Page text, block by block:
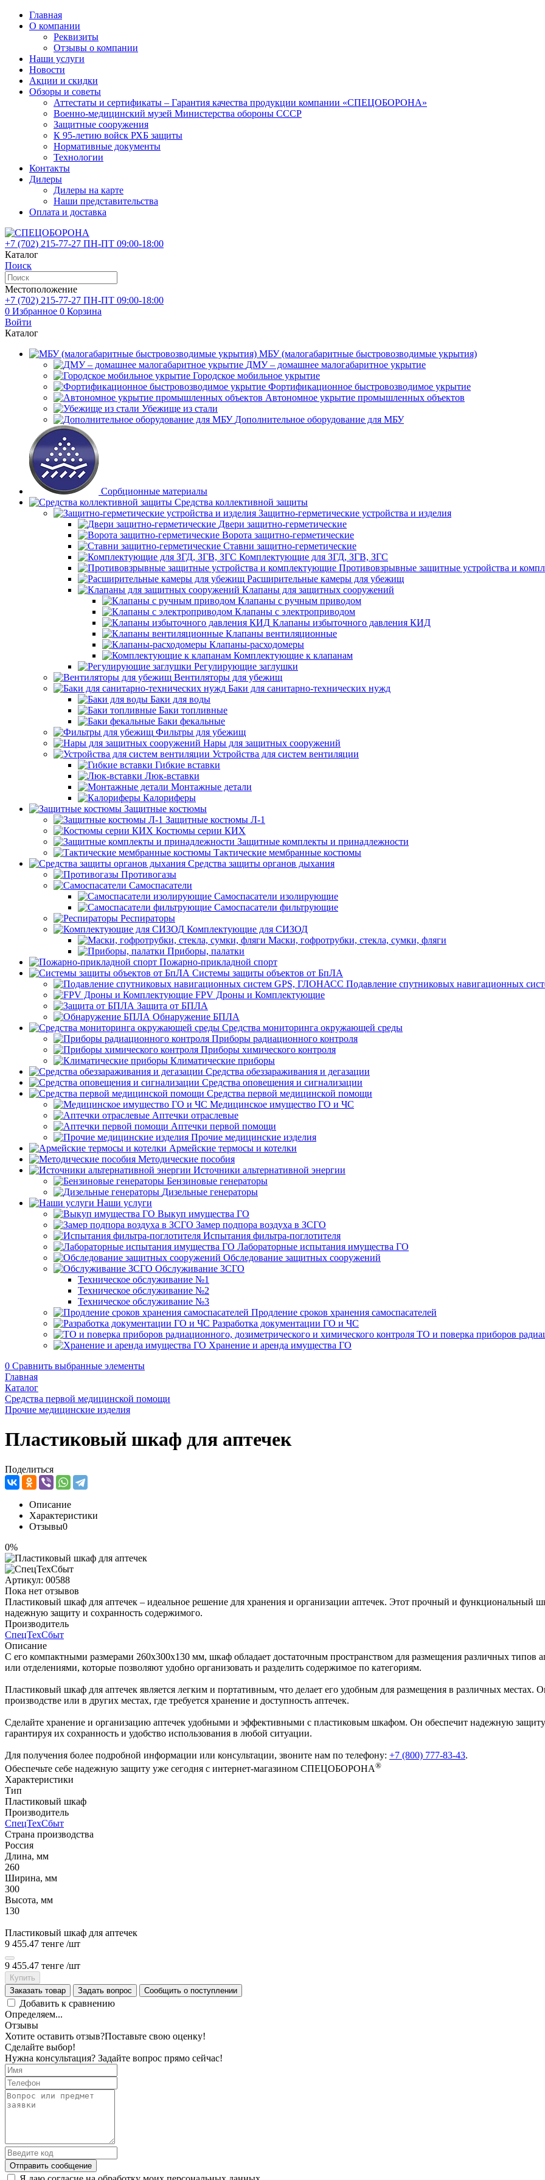
Главная
О компании
Реквизиты
Отзывы о компании
Наши услуги
Новости
Акции и скидки
Обзоры и советы
Аттестаты и сертификаты – Гарантия качества продукции компании «СПЕЦОБОРОНА»
Военно-медицинский музей Министерства обороны СССР
Защитные сооружения
К 95-летию войск РХБ защиты
Нормативные документы
Технологии
Контакты
Дилеры
Дилеры на карте
Наши представительства
Оплата и доставка
+7 (702) 215-77-27 ПН-ПТ 09:00-18:00
Каталог
Поиск
Местоположение
+7 (702) 215-77-27 ПН-ПТ 09:00-18:00
0 Избранное 0 Корзина
Войти
Каталог
МБУ (малогабаритные быстровозводимые укрытия)
ДМУ – домашнее малогабаритное укрытие
Городское мобильное укрытие
Фортификационное быстровозводимое укрытие
Автономное укрытие промышленных объектов
Убежище из стали
Дополнительное оборудование для МБУ
Сорбционные материалы
Средства коллективной защиты
Защитно-герметические устройства и изделия
Двери защитно-герметические
Ворота защитно-герметические
Ставни защитно-герметические
Комплектующие для ЗГД, ЗГВ, ЗГС
Противовзрывные защитные устройства и
Расширительные камеры для убежищ
Клапаны для защитных сооружений
Клапаны с ручным приводом
Клапаны с электроприводом
Клапаны избыточного давления КИД
Клапаны вентиляционные
Клапаны-расходомеры
Комплектующие к клапанам
Регулирующие заглушки
Вентиляторы для убежищ
Баки для санитарно-технических нужд
Баки для воды
Баки топливные
Баки фекальные
Фильтры для убежищ
Нары для защитных сооружений
Устройства для систем вентиляции
Гибкие вставки
Люк-вставки
Монтажные детали
Калориферы
Защитные костюмы
Защитные костюмы Л-1
Костюмы серии КИХ
Защитные комплекты и принадлежности
Тактические мембранные костюмы
Средства защиты органов дыхания
Противогазы
Самоспасатели
Самоспасатели изолирующие
Самоспасатели фильтрующие
Респираторы
Комплектующие для СИЗОД
Маски, гофротрубки, стекла, сумки, фляги
Приборы, палатки
Пожарно-прикладной спорт
Системы защиты объектов от БпЛА
Подавление спутниковых навигационных
FPV Дроны и Комплектующие
Защита от БПЛА
Обнаружение БПЛА
Средства мониторинга окружающей среды
Приборы радиационного контроля
Приборы химического контроля
Климатические приборы
Средства обеззараживания и дегазации
Средства оповещения и сигнализации
Средства первой медицинской помощи
Медицинское имущество ГО и ЧС
Аптечки отраслевые
Аптечки первой помощи
Прочие медицинские изделия
Армейские термосы и котелки
Методические пособия
Источники альтернативной энергии
Бензиновые генераторы
Дизельные генераторы
Наши услуги
Выкуп имущества ГО
Замер подпора воздуха в ЗСГО
Испытания фильтра-поглотителя
Лабораторные испытания имущества ГО
Обследование защитных сооружений
Обслуживание ЗСГО
Техническое обслуживание №1
Техническое обслуживание №2
Техническое обслуживание №3
Продление сроков хранения самоспасателей
Разработка документации ГО и ЧС
ТО и поверка приборов
Хранение и аренда имущества ГО
0 Сравнить выбранные элементы
Главная
Каталог
Средства первой медицинской помощи
Прочие медицинские изделия
Пластиковый шкаф для аптечек
Поделиться
Описание
Характеристики
Отзывы0
0%
Артикул: 00588
Пока нет отзывов
Пластиковый шкаф для аптечек – идеальное решение для хранения и организации аптечек. Этот прочный и функциональный
надежную защиту и сохранность содержимого.
Производитель
СпецТехСбыт
Описание
С его компактными размерами 260х300х130 мм, шкаф обладает достаточным пространством для размещения различных
или отделениями, которые позволяют удобно организовать и разделить содержимое по категориям.
Пластиковый шкаф для аптечек является легким и портативным, что делает его удобным для размещения в различных
производстве или в других местах, где требуется хранение и доступность аптечек.
Сделайте хранение и организацию аптечек удобными и эффективными с пластиковым шкафом. Он обеспечит надежную
гарантируя их сохранность и удобство использования в любой ситуации.
Для получения более подробной информации или консультации, звоните нам по телефону: +7 (800) 777-83-43.
Обеспечьте себе надежную защиту уже сегодня с интернет-магазином СПЕЦОБОРОНА®
Характеристики
Тип
Пластиковый шкаф
Производитель
СпецТехСбыт
Страна производства
Россия
Длина, мм
260
Ширина, мм
300
Высота, мм
130
Пластиковый шкаф для аптечек
9 455.47 тенге /шт
9 455.47 тенге /шт
Купить
Заказать товар
Задать вопрос Сообщить о поступлении
Добавить к сравнению
Определяем...
Отзывы
Хотите оставить отзыв?Поставьте свою оценку!
Сделайте выбор!
Нужна консультация? Задайте вопрос прямо сейчас!
Отправить сообщение